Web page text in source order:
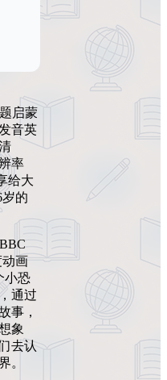
启蒙
音英
率
给大
的
动画
小恐
通过
事，
象
去认
。